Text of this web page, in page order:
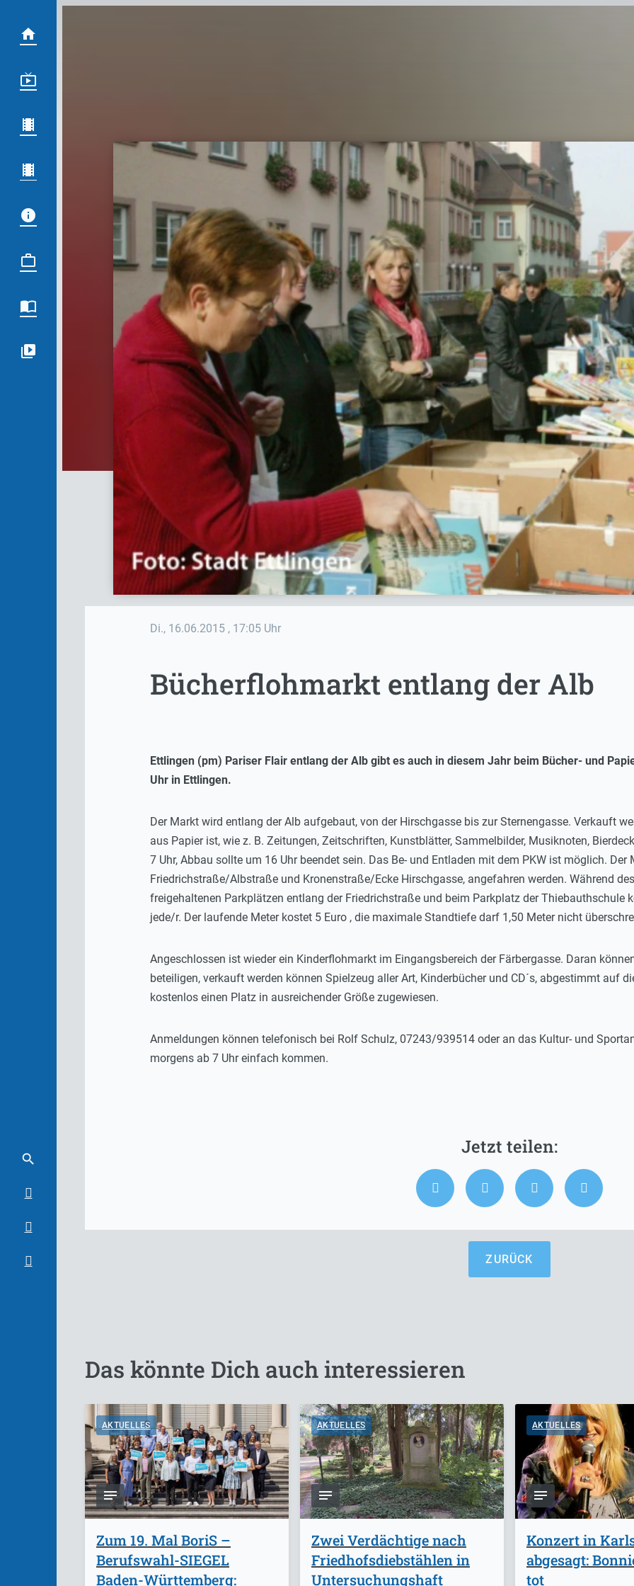
Di., 16.06.2015 , 17:05 Uhr
Bücherflohmarkt entlang der Alb
Ettlingen (pm) Pariser Flair entlang der Alb gibt es auch in diesem Jahr beim Bücher- und
Uhr in Ettlingen.
Der Markt wird entlang der Alb aufgebaut, von der Hirschgasse bis zur Sternengasse. Verkauft
aus Papier ist, wie z. B. Zeitungen, Zeitschriften, Kunstblätter, Sammelbilder, Musiknoten,
7 Uhr, Abbau sollte um 16 Uhr beendet sein. Das Be- und Entladen mit dem PKW ist möglich. Der
Friedrichstraße/Albstraße und Kronenstraße/Ecke Hirschgasse, angefahren werden. Während
freigehaltenen Parkplätzen entlang der Friedrichstraße und beim Parkplatz der Thiebauthschule
jede/r. Der laufende Meter kostet 5 Euro , die maximale Standtiefe darf 1,50 Meter nicht
Angeschlossen ist wieder ein Kinderflohmarkt im Eingangsbereich der Färbergasse. Daran
beteiligen, verkauft werden können Spielzeug aller Art, Kinderbücher und CD´s, abgestimmt auf
kostenlos einen Platz in ausreichender Größe zugewiesen.
Anmeldungen können telefonisch bei Rolf Schulz, 07243/939514 oder an das Kultur- und
morgens ab 7 Uhr einfach kommen.
ZURÜCK
Das könnte Dich auch interessieren
AKTUELLES
Zum 19. Mal BoriS –
Berufswahl-SIEGEL
Baden-Württemberg:
AKTUELLES
Zwei Verdächtige nach
Friedhofsdiebstählen in
Untersuchungshaft
AKTUELLES
Konzert in
abgesagt:
tot